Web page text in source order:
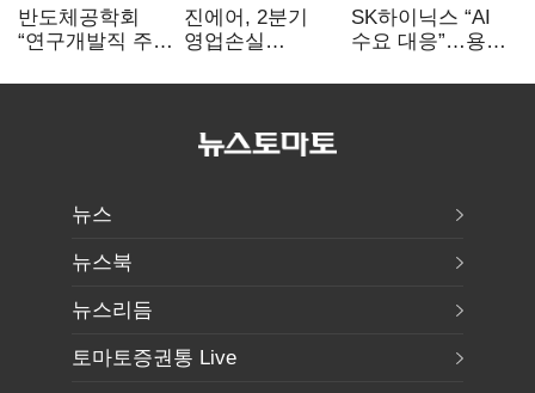
반도체공학회
“연구개발직 주
개선해야”
진에어, 2분기
영업손실
상승 여파
SK하이닉스 “AI
수요 대응”…용인
투자
뉴스
뉴스북
뉴스리듬
토마토증권통 Live